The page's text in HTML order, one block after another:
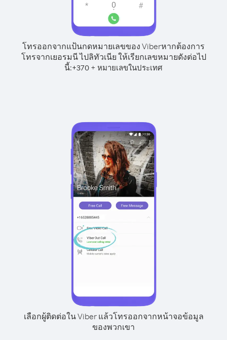
โทรออกจากแป้นกดหมายเลขของ Viberหากต้องการ
โทรจากเยอรมนี ไปลิทัวเนีย ให้เรียกเลขหมายดังต่อไป
นี้:+370 + หมายเลขในประเทศ
เลือกผู้ติดต่อใน Viber แล้วโทรออกจากหน้าจอข้อมูล
ของพวกเขา